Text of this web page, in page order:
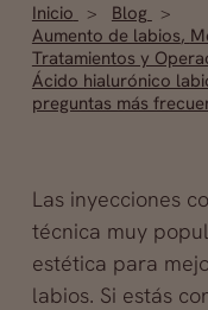
Inicio
Blog
Aumento de labios,
Tratamientos y
Ácido hialurónico
preguntas más
Las inyecciones
técnica muy
estética para
labios. Si estás